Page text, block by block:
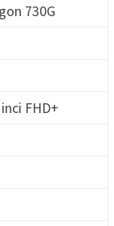
730G
FHD+